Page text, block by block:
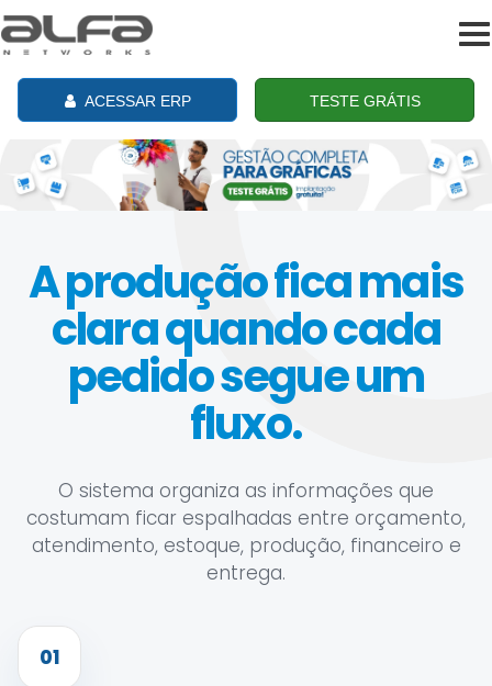
ACESSAR ERP TESTE GRÁTIS
A produção fica mais
clara quando cada
pedido segue um
fluxo.
O sistema organiza as informações que
costumam ficar espalhadas entre orçamento,
atendimento, estoque, produção, financeiro e
entrega.
01